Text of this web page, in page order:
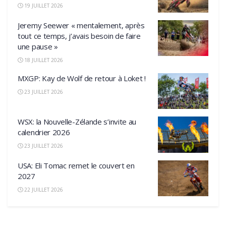
19 JUILLET 2026
Jeremy Seewer « mentalement, après
tout ce temps, j’avais besoin de faire
une pause »
18 JUILLET 2026
MXGP: Kay de Wolf de retour à Loket !
23 JUILLET 2026
WSX: la Nouvelle-Zélande s’invite au
calendrier 2026
23 JUILLET 2026
USA: Eli Tomac remet le couvert en
2027
22 JUILLET 2026